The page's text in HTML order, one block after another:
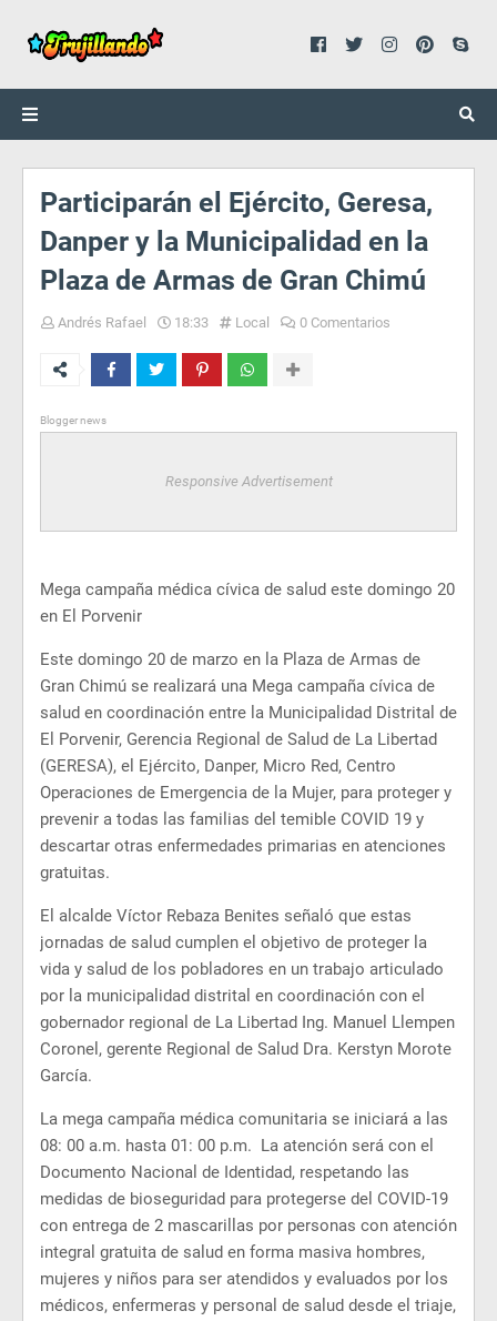
Participarán el Ejército, Geresa,
Danper y la Municipalidad en la
Plaza de Armas de Gran Chimú
Andrés Rafael 18:33 Local 0 Comentarios
Blogger news
Responsive Advertisement
Mega campaña médica cívica de salud este domingo 20
en El Porvenir
Este domingo 20 de marzo en la Plaza de Armas de
Gran Chimú se realizará una Mega campaña cívica de
salud en coordinación entre la Municipalidad Distrital de
El Porvenir, Gerencia Regional de Salud de La Libertad
(GERESA), el Ejército, Danper, Micro Red, Centro
Operaciones de Emergencia de la Mujer, para proteger y
prevenir a todas las familias del temible COVID 19 y
descartar otras enfermedades primarias en atenciones
gratuitas.
El alcalde Víctor Rebaza Benites señaló que estas
jornadas de salud cumplen el objetivo de proteger la
vida y salud de los pobladores en un trabajo articulado
por la municipalidad distrital en coordinación con el
gobernador regional de La Libertad Ing. Manuel Llempen
Coronel, gerente Regional de Salud Dra. Kerstyn Morote
García.
La mega campaña médica comunitaria se iniciará a las
08: 00 a.m. hasta 01: 00 p.m. La atención será con el
Documento Nacional de Identidad, respetando las
medidas de bioseguridad para protegerse del COVID-19
con entrega de 2 mascarillas por personas con atención
integral gratuita de salud en forma masiva hombres,
mujeres y niños para ser atendidos y evaluados por los
médicos, enfermeras y personal de salud desde el triaje,